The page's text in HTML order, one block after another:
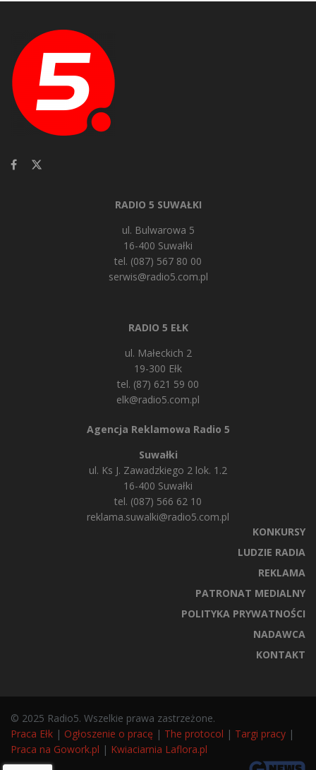
RADIO 5 SUWAŁKI
ul. Bulwarowa 5
16-400 Suwałki
tel. (087) 567 80 00
serwis@radio5.com.pl
RADIO 5 EŁK
ul. Małeckich 2
19-300 Ełk
tel. (87) 621 59 00
elk@radio5.com.pl
Agencja Reklamowa Radio 5
Suwałki
ul. Ks J. Zawadzkiego 2 lok. 1.2
16-400 Suwałki
tel. (087) 566 62 10
reklama.suwalki@radio5.com.pl
KONKURSY
LUDZIE RADIA
REKLAMA
PATRONAT MEDIALNY
POLITYKA PRYWATNOŚCI
NADAWCA
KONTAKT
© 2025 Radio5. Wszelkie prawa zastrzeżone.
Praca Ełk | Ogłoszenie o pracę | The protocol | Targi pracy |
Praca na Gowork.pl | Kwiaciarnia Laflora.pl